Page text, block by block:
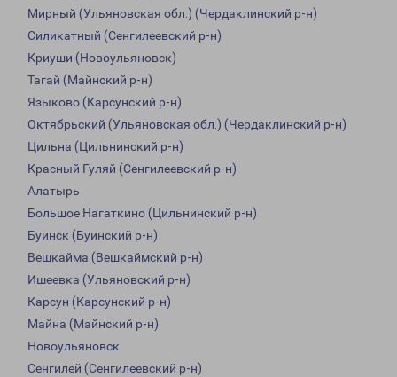
Мирный (Ульяновская обл.) (Чердаклинский р-н)
Силикатный (Сенгилеевский р-н)
Криуши (Новоульяновск)
Тагай (Майнский р-н)
Языково (Карсунский р-н)
Октябрьский (Ульяновская обл.) (Чердаклинский р-н)
Цильна (Цильнинский р-н)
Красный Гуляй (Сенгилеевский р-н)
Алатырь
Большое Нагаткино (Цильнинский р-н)
Буинск (Буинский р-н)
Вешкайма (Вешкаймский р-н)
Ишеевка (Ульяновский р-н)
Карсун (Карсунский р-н)
Майна (Майнский р-н)
Новоульяновск
Сенгилей (Сенгилеевский р-н)